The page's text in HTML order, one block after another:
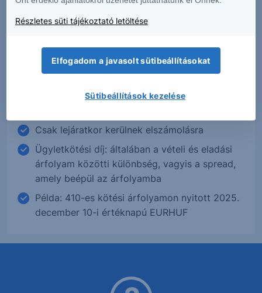
Tőzsdén kívüli, nem szabványosított határidős
kontraktus méret, teljesítés módja) egyedi
Csak lejáratkor kerülnek elszámolásra
Ügyletkötési díj: általában a vételi és eladási
árfolyam közötti különbség, vagyis a spread,
amely beépül az árfolyamba
Példa: 410-es kötési árfolyamon nyitott 2025.
december 10-i értéknapú EURHUF
Részletes süti tájékoztató letöltése
Elfogadom a javasolt sütibeállításokat
Sütibeállítások kezelése